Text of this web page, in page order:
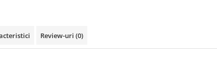
Review-uri (0)